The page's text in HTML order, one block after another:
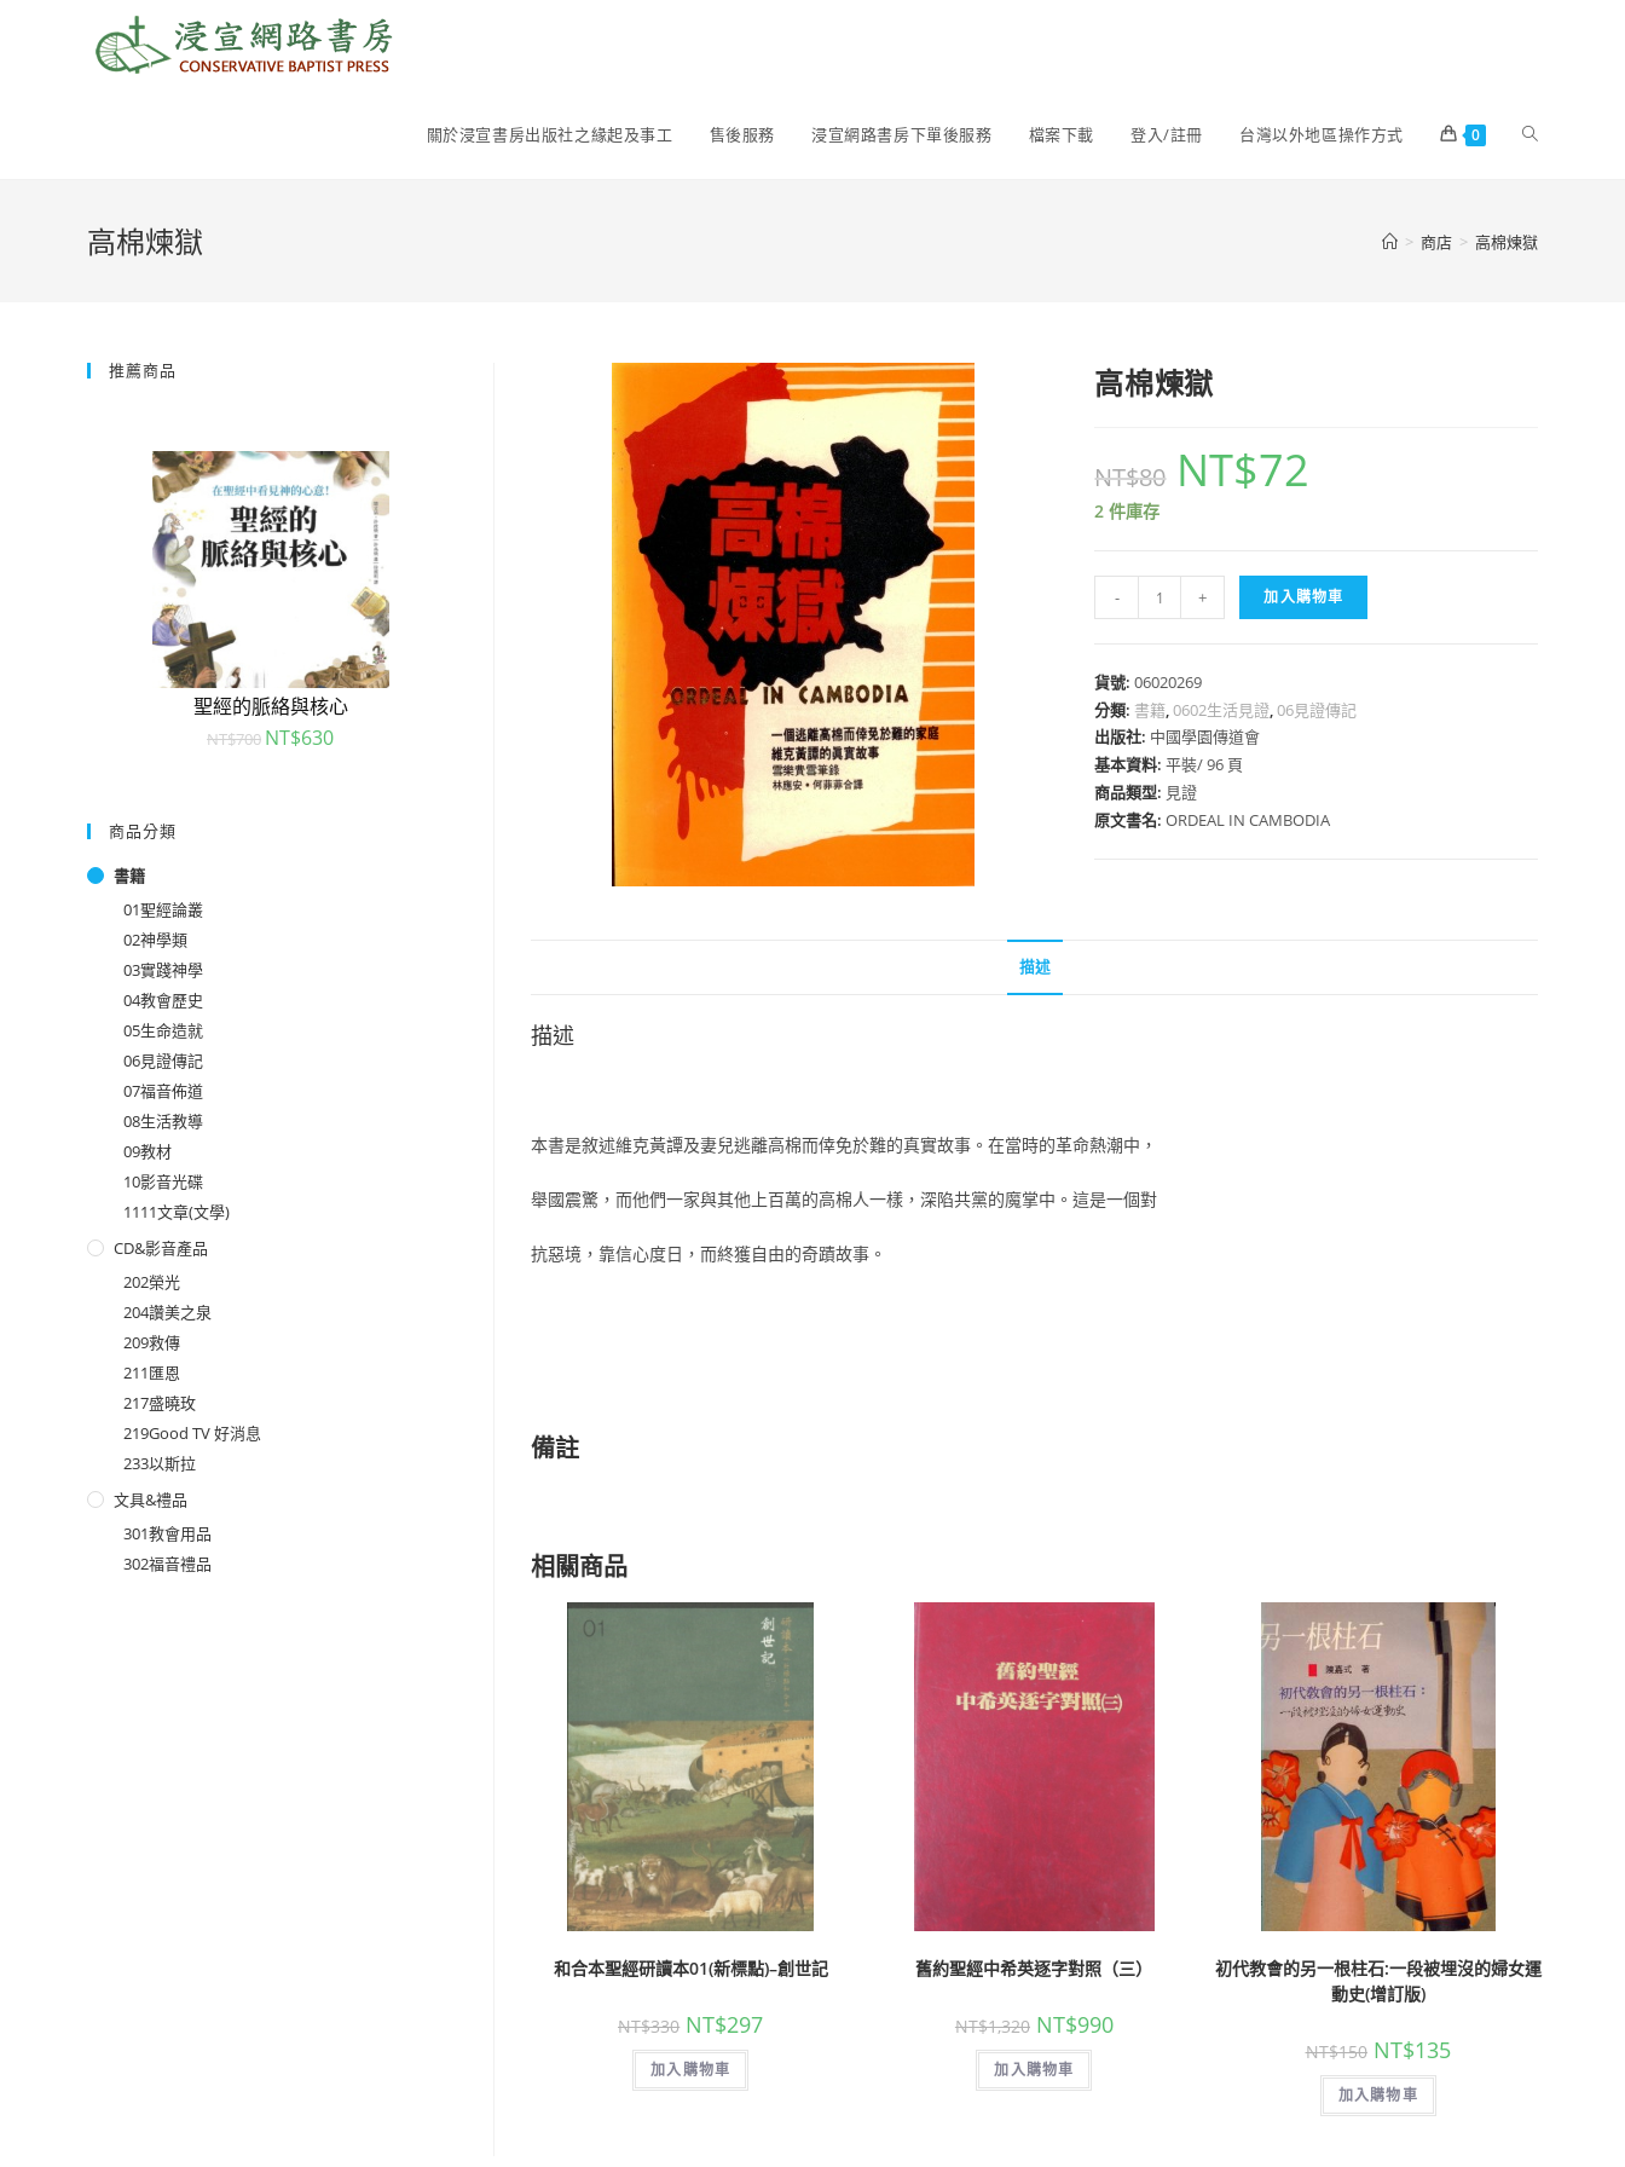
關於浸宣書房出版社之緣起及事工 售後服務 浸宣網路書房下單後服務 檔案下載 登入/註冊 台灣以外地區操作方式 0
高棉煉獄 > 商店 > 高棉煉獄
高棉煉獄
NT$80 NT$72
2 件庫存
-
棉
獄
數
量
+ 加入購物車
貨號:06020269
分類: 書籍,0602生活見證,06見證傳記
出版社: 中國學園傳道會
基本資料:平裝/ 96 頁
商品類型: 見證
原文書名:ORDEAL IN CAMBODIA
描述
描述
本書是敘述維克黃譚及妻兒逃離高棉而倖免於難的真實故事。在當時的革命熱潮中，
舉國震驚，而他們一家與其他上百萬的高棉人一樣，深陷共黨的魔掌中。這是一個對
抗惡境，靠信心度日，而終獲自由的奇蹟故事。
備註
相關商品
和合本聖經研讀本01(新標點)–創世記
NT$330 NT$297
加入購物車
舊約聖經中希英逐字對照（三）
NT$1,320 NT$990
加入購物車
初代教會的另一根柱石:一段被埋沒的婦女運
動史(增訂版)
NT$150 NT$135
加入購物車
推薦商品
聖經的脈絡與核心
NT$700 NT$630
聖經的脈絡與核心
NT$630
商品分類
書籍
01聖經論叢
02神學類
03實踐神學
04教會歷史
05生命造就
06見證傳記
07福音佈道
08生活教導
09教材
10影音光碟
1111文章(文學)
CD&影音產品
202榮光
204讚美之泉
209救傳
211匯恩
217盛曉玫
219Good TV 好消息
233以斯拉
文具&禮品
301教會用品
302福音禮品